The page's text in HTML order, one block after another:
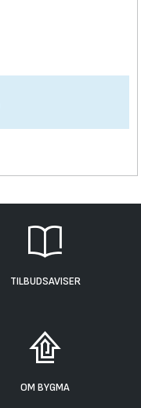
TILBUDSAVISER
OM BYGMA